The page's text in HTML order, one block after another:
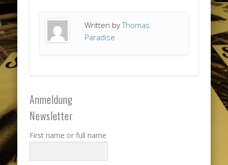
Written byThomas
Paradise
Anmeldung
Newsletter
First name or full name